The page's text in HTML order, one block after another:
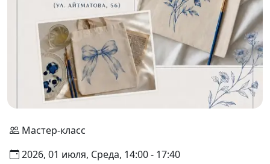
Мастер-класс
2026, 01 июля, Среда, 14:00 - 17:40